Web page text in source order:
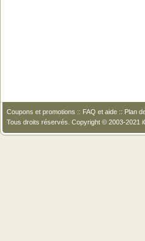
Coupons et promotions :: FAQ et aide :: Plan
Tous droits réservés. Copyright © 2003-2021